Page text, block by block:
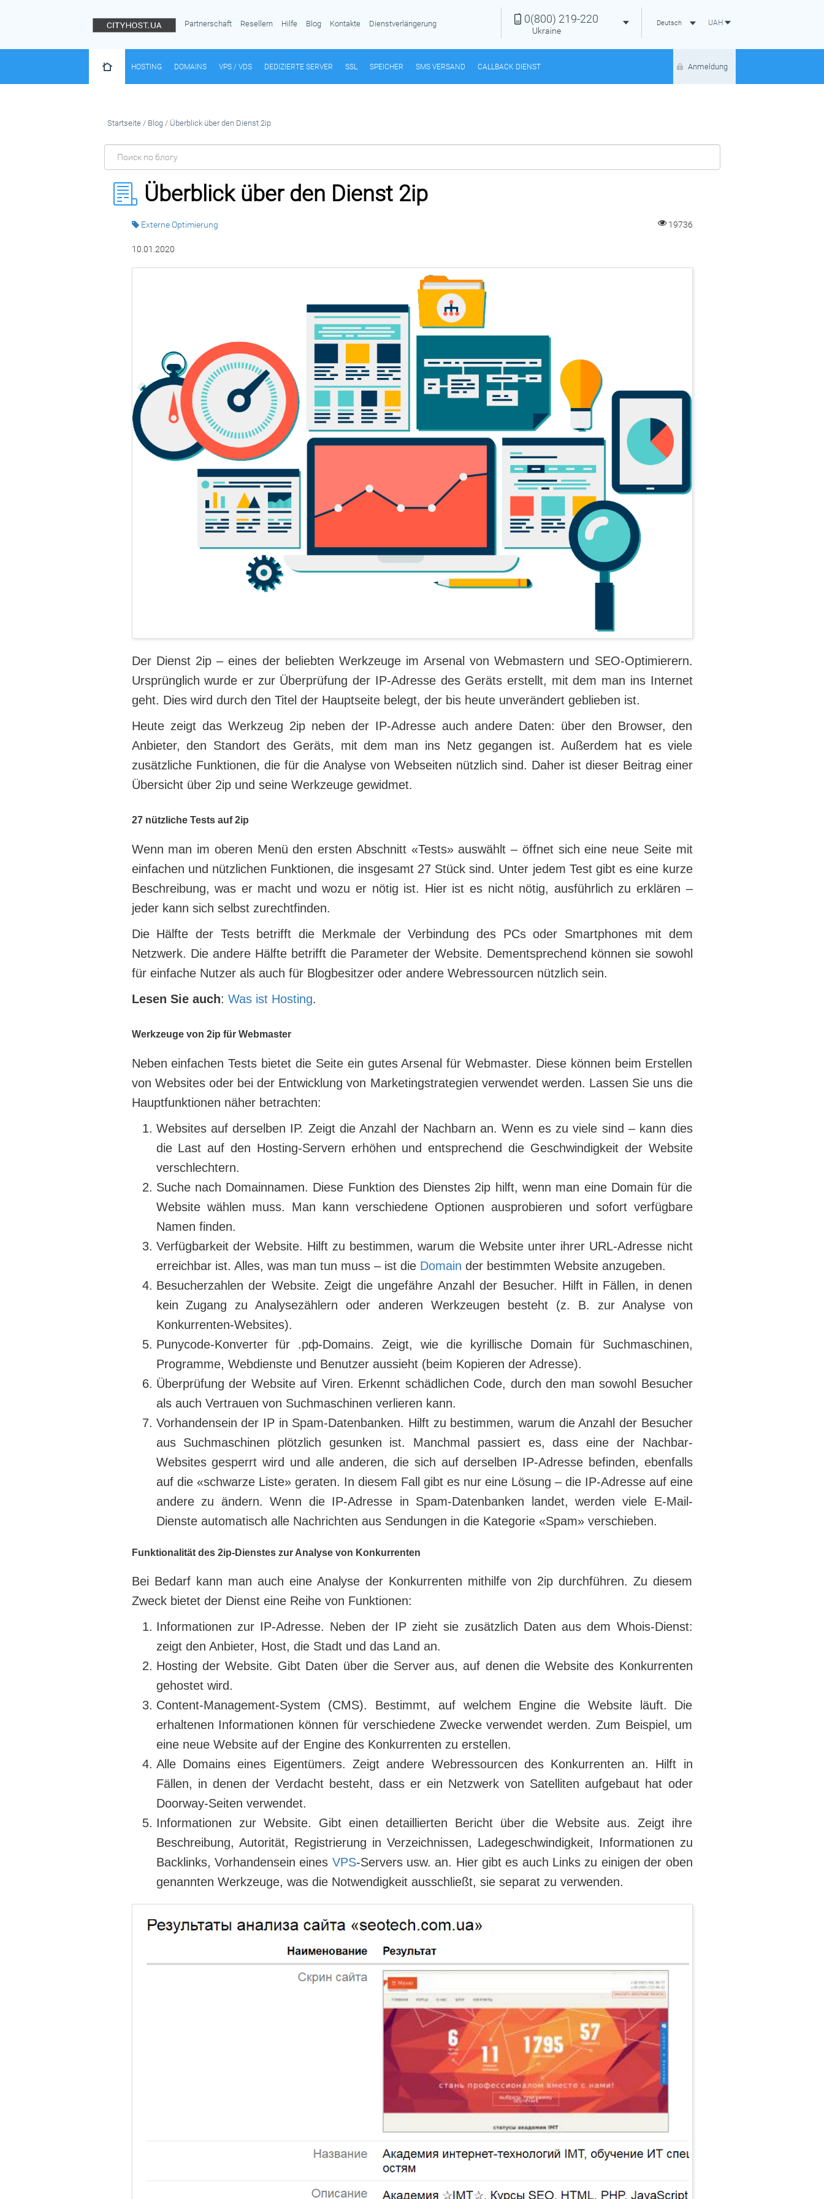
Partnerschaft Resellern Hilfe Blog Kontakte Dienstverlängerung UAH
Deutsch
0(800) 219-220
Ukraine
HOSTING DOMAINS VPS / VDS DEDIZIERTE SERVER SSL SPEICHER SMS VERSAND CALLBACK DIENST Anmeldung
Startseite/ Blog/ Überblick über den Dienst 2ip
Überblick über den Dienst 2ip
Externe Optimierung 19736
10.01.2020
Der Dienst 2ip – eines der beliebten Werkzeuge im Arsenal von Webmastern und SEO-Optimierern.
Ursprünglich wurde er zur Überprüfung der IP-Adresse des Geräts erstellt, mit dem man ins Internet
geht. Dies wird durch den Titel der Hauptseite belegt, der bis heute unverändert geblieben ist.
Heute zeigt das Werkzeug 2ip neben der IP-Adresse auch andere Daten: über den Browser, den
Anbieter, den Standort des Geräts, mit dem man ins Netz gegangen ist. Außerdem hat es viele
zusätzliche Funktionen, die für die Analyse von Webseiten nützlich sind. Daher ist dieser Beitrag einer
Übersicht über 2ip und seine Werkzeuge gewidmet.
27 nützliche Tests auf 2ip
Wenn man im oberen Menü den ersten Abschnitt «Tests» auswählt – öffnet sich eine neue Seite mit
einfachen und nützlichen Funktionen, die insgesamt 27 Stück sind. Unter jedem Test gibt es eine kurze
Beschreibung, was er macht und wozu er nötig ist. Hier ist es nicht nötig, ausführlich zu erklären –
jeder kann sich selbst zurechtfinden.
Die Hälfte der Tests betrifft die Merkmale der Verbindung des PCs oder Smartphones mit dem
Netzwerk. Die andere Hälfte betrifft die Parameter der Website. Dementsprechend können sie sowohl
für einfache Nutzer als auch für Blogbesitzer oder andere Webressourcen nützlich sein.
Lesen Sie auch: Was ist Hosting.
Werkzeuge von 2ip für Webmaster
Neben einfachen Tests bietet die Seite ein gutes Arsenal für Webmaster. Diese können beim Erstellen
von Websites oder bei der Entwicklung von Marketingstrategien verwendet werden. Lassen Sie uns die
Hauptfunktionen näher betrachten:
Websites auf derselben IP. Zeigt die Anzahl der Nachbarn an. Wenn es zu viele sind – kann dies
die Last auf den Hosting-Servern erhöhen und entsprechend die Geschwindigkeit der Website
verschlechtern.
Suche nach Domainnamen. Diese Funktion des Dienstes 2ip hilft, wenn man eine Domain für die
Website wählen muss. Man kann verschiedene Optionen ausprobieren und sofort verfügbare
Namen finden.
Verfügbarkeit der Website. Hilft zu bestimmen, warum die Website unter ihrer URL-Adresse nicht
erreichbar ist. Alles, was man tun muss – ist die Domain der bestimmten Website anzugeben.
Besucherzahlen der Website. Zeigt die ungefähre Anzahl der Besucher. Hilft in Fällen, in denen
kein Zugang zu Analysezählern oder anderen Werkzeugen besteht (z. B. zur Analyse von
Konkurrenten-Websites).
Punycode-Konverter für .рф-Domains. Zeigt, wie die kyrillische Domain für Suchmaschinen,
Programme, Webdienste und Benutzer aussieht (beim Kopieren der Adresse).
Überprüfung der Website auf Viren. Erkennt schädlichen Code, durch den man sowohl Besucher
als auch Vertrauen von Suchmaschinen verlieren kann.
Vorhandensein der IP in Spam-Datenbanken. Hilft zu bestimmen, warum die Anzahl der Besucher
aus Suchmaschinen plötzlich gesunken ist. Manchmal passiert es, dass eine der Nachbar-
Websites gesperrt wird und alle anderen, die sich auf derselben IP-Adresse befinden, ebenfalls
auf die «schwarze Liste» geraten. In diesem Fall gibt es nur eine Lösung – die IP-Adresse auf eine
andere zu ändern. Wenn die IP-Adresse in Spam-Datenbanken landet, werden viele E-Mail-
Dienste automatisch alle Nachrichten aus Sendungen in die Kategorie «Spam» verschieben.
Funktionalität des 2ip-Dienstes zur Analyse von Konkurrenten
Bei Bedarf kann man auch eine Analyse der Konkurrenten mithilfe von 2ip durchführen. Zu diesem
Zweck bietet der Dienst eine Reihe von Funktionen:
Informationen zur IP-Adresse. Neben der IP zieht sie zusätzlich Daten aus dem Whois-Dienst:
zeigt den Anbieter, Host, die Stadt und das Land an.
Hosting der Website. Gibt Daten über die Server aus, auf denen die Website des Konkurrenten
gehostet wird.
Content-Management-System (CMS). Bestimmt, auf welchem Engine die Website läuft. Die
erhaltenen Informationen können für verschiedene Zwecke verwendet werden. Zum Beispiel, um
eine neue Website auf der Engine des Konkurrenten zu erstellen.
Alle Domains eines Eigentümers. Zeigt andere Webressourcen des Konkurrenten an. Hilft in
Fällen, in denen der Verdacht besteht, dass er ein Netzwerk von Satelliten aufgebaut hat oder
Doorway-Seiten verwendet.
Informationen zur Website. Gibt einen detaillierten Bericht über die Website aus. Zeigt ihre
Beschreibung, Autorität, Registrierung in Verzeichnissen, Ladegeschwindigkeit, Informationen zu
Backlinks, Vorhandensein eines VPS-Servers usw. an. Hier gibt es auch Links zu einigen der oben
genannten Werkzeuge, was die Notwendigkeit ausschließt, sie separat zu verwenden.